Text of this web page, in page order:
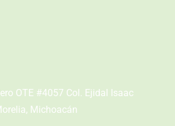
OTE #4057 Col. Ejidal Isaac
Michoacán